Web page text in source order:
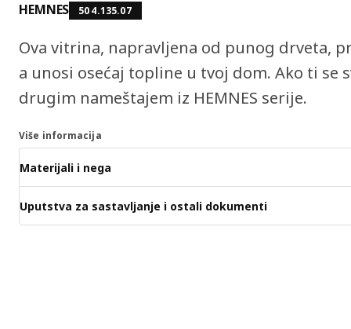
HEMNES 504.135.07
Ova vitrina, napravljena od punog drveta,
a unosi osećaj topline u tvoj dom. Ako ti se
drugim nameštajem iz HEMNES serije.
Više informacija
Materijali i nega
Uputstva za sastavljanje i ostali dokumenti